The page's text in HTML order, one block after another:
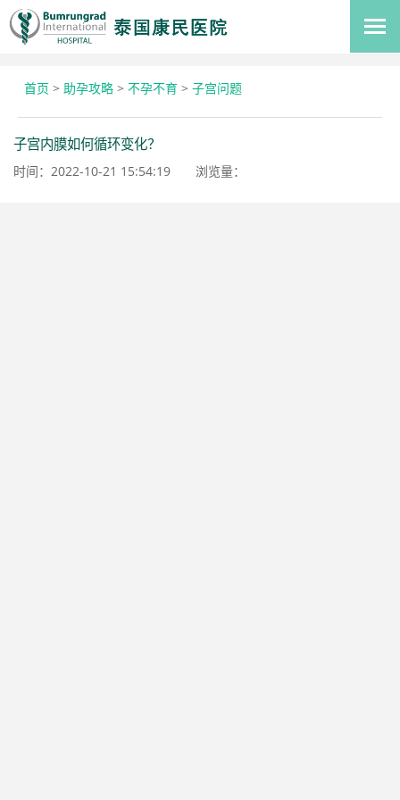
首页 > 助孕攻略 > 不孕不育 > 子宫问题
子宫内膜如何循环变化？
时间：2022-10-21 15:54:19 浏览量：